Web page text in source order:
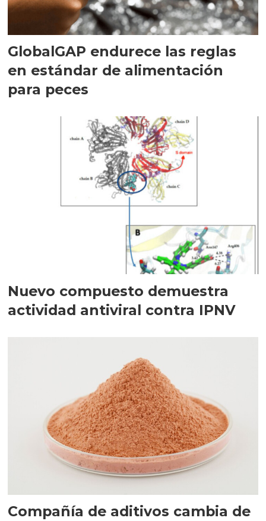
GlobalGAP endurece las reglas
en estándar de alimentación
para peces
Nuevo compuesto demuestra
actividad antiviral contra IPNV
Compañía de aditivos cambia de